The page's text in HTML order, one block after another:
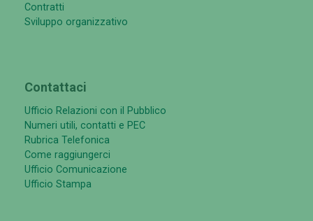
Contratti
Sviluppo organizzativo
Contattaci
Ufficio Relazioni con il Pubblico
Numeri utili, contatti e PEC
Rubrica Telefonica
Come raggiungerci
Ufficio Comunicazione
Ufficio Stampa